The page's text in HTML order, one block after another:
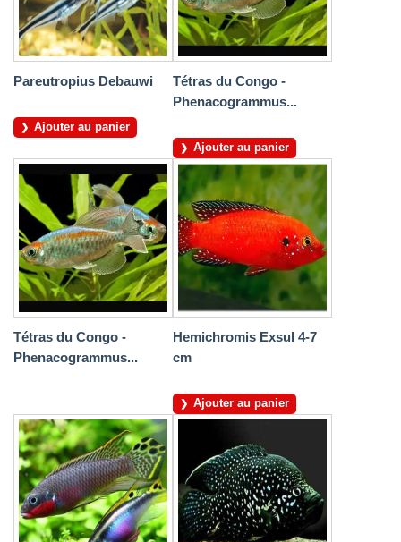
Pareutropius Debauwi
Ajouter au panier
Tétras du Congo -
Phenacogrammus...
Ajouter au panier
Tétras du Congo -
Phenacogrammus...
Hemichromis Exsul 4-7
cm
Ajouter au panier